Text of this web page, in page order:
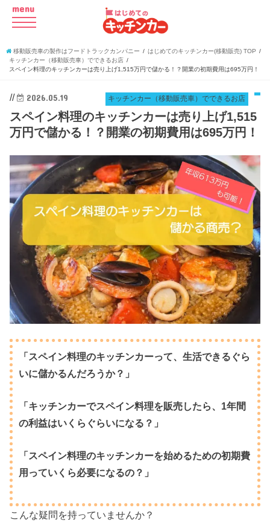
menu
移動販売車の製作はフードトラックカンパニー
はじめてのキッチンカー(移動販売) TOP
キッチンカー（移動販売車）でできるお店
スペイン料理のキッチンカーは売り上げ1,515万円で儲かる！？開業の初期費用は695万円！
// キッチンカー（移動販売車）でできるお店
2026.05.19
スペイン料理のキッチンカーは売り上げ1,515
万円で儲かる！？開業の初期費用は695万円！
「スペイン料理のキッチンカーって、生活できるぐら
いに儲かるんだろうか？」
「キッチンカーでスペイン料理を販売したら、1年間
の利益はいくらぐらいになる？」
「スペイン料理のキッチンカーを始めるための初期費
用っていくら必要になるの？」
こんな疑問を持っていませんか？